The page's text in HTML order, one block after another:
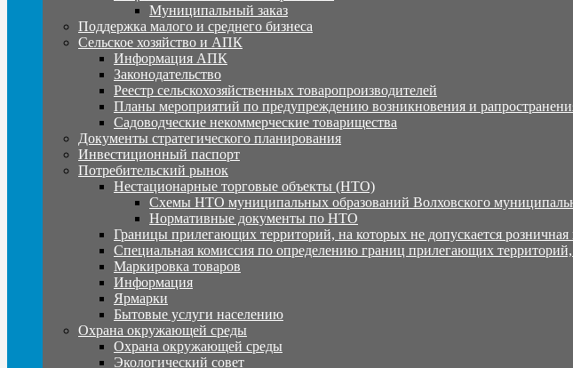
Муниципальный заказ
Поддержка малого и среднего бизнеса
Сельское хозяйство и АПК
Информация АПК
Законодательство
Реестр сельскохозяйственных товаропроизводителей
Планы мероприятий по предупреждению возникновения и
Садоводческие некоммерческие товарищества
Документы стратегического планирования
Инвестиционный паспорт
Потребительский рынок
Нестационарные торговые объекты (НТО)
Схемы НТО муниципальных образований Волховского
Нормативные документы по НТО
Границы прилегающих территорий, на которых не допускается
Специальная комиссия по определению границ прилегающих
Маркировка товаров
Информация
Ярмарки
Бытовые услуги населению
Охрана окружающей среды
Охрана окружающей среды
Экологический совет